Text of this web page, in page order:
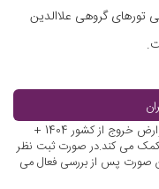
تورهای گروهی علاالدین
کاربر محترم : نظرات و تجربیات شما در خصوص عوارض خروج از کشور 1404 +
کمک می کند.در صورت ثبت نظر
صورت پس از بررسی فعال می